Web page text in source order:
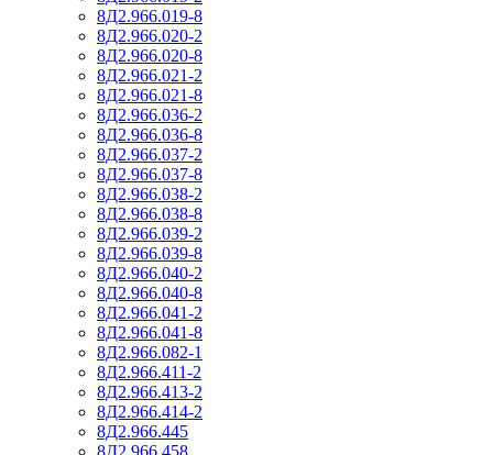
8Д2.966.019-8
8Д2.966.020-2
8Д2.966.020-8
8Д2.966.021-2
8Д2.966.021-8
8Д2.966.036-2
8Д2.966.036-8
8Д2.966.037-2
8Д2.966.037-8
8Д2.966.038-2
8Д2.966.038-8
8Д2.966.039-2
8Д2.966.039-8
8Д2.966.040-2
8Д2.966.040-8
8Д2.966.041-2
8Д2.966.041-8
8Д2.966.082-1
8Д2.966.411-2
8Д2.966.413-2
8Д2.966.414-2
8Д2.966.445